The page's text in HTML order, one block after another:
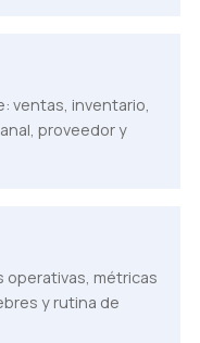
ventas, inventario,
proveedor y
operativas, métricas
y rutina de